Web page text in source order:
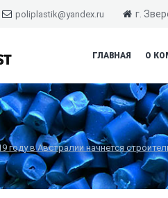
poliplastik@yandex.ru г.
ГЛАВНАЯ О
году в Австралии начнется